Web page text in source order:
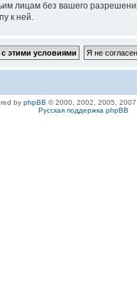
лицам без вашего
к ней.
by phpBB © 2000, 2002, 2005,
Русская поддержка phpBB